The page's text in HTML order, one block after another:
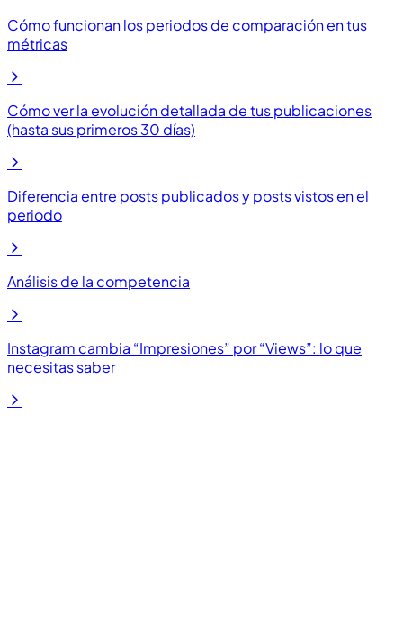
Cómo funcionan los periodos de comparación en tus
métricas
Cómo ver la evolución detallada de tus publicaciones
(hasta sus primeros 30 días)
Diferencia entre posts publicados y posts vistos en el
periodo
Análisis de la competencia
Instagram cambia “Impresiones” por “Views”: lo que
necesitas saber